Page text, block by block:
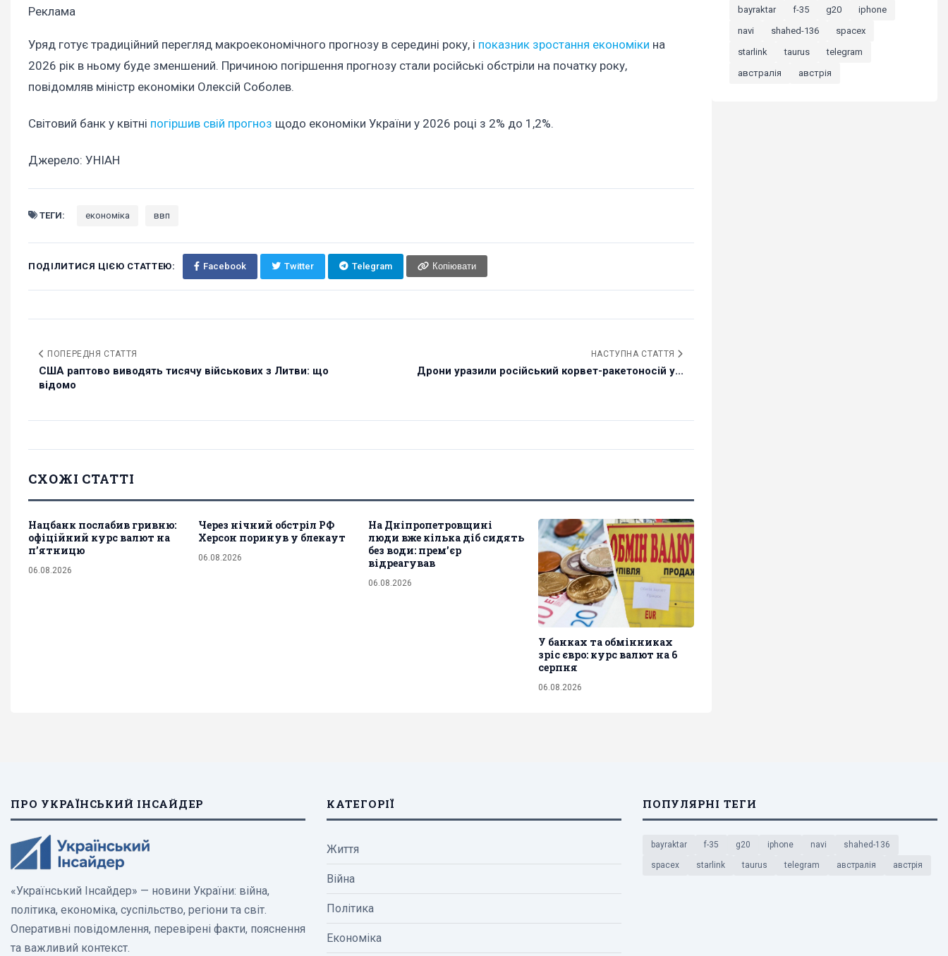
Реклама
Уряд готує традиційний перегляд макроекономічного прогнозу в середині року, і показник зростання економіки на
2026 рік в ньому буде зменшений. Причиною погіршення прогнозу стали російські обстріли на початку року,
повідомляв міністр економіки Олексій Соболев.
Світовий банк у квітні погіршив свій прогноз щодо економіки України у 2026 році з 2% до 1,2%.
Джерело: УНІАН
ТЕГИ: економіка ввп
ПОДІЛИТИСЯ ЦІЄЮ СТАТТЕЮ: Facebook Twitter Telegram Копіювати
ПОПЕРЕДНЯ СТАТТЯ
США раптово виводять тисячу військових з Литви: що
відомо
НАСТУПНА СТАТТЯ
Дрони уразили російський корвет-ракетоносій у...
СХОЖІ СТАТТІ
Нацбанк послабив гривню:
офіційний курс валют на
п’ятницю
06.08.2026
Через нічний обстріл РФ
Херсон поринув у блекаут
06.08.2026
На Дніпропетровщині
люди вже кілька діб сидять
без води: прем’єр
відреагував
06.08.2026
У банках та обмінниках
зріс євро: курс валют на 6
серпня
06.08.2026
bayraktar f-35 g20
iphone
navi
shahed-136
spacex
starlink
taurus
telegram
австралія
австрія
ПРО УКРАЇНСЬКИЙ ІНСАЙДЕР
«Український Інсайдер» — новини України: війна,
політика, економіка, суспільство, регіони та світ.
Оперативні повідомлення, перевірені факти, пояснення
та важливий контекст.
КАТЕГОРІЇ
Життя
Війна
Політика
Економіка
ПОПУЛЯРНІ ТЕГИ
bayraktar f-35 g20 iphone navi shahed-136
spacex starlink taurus telegram австралія австрія